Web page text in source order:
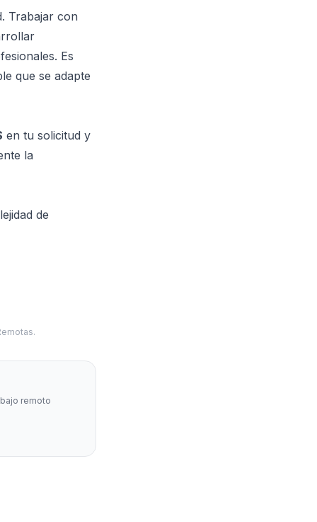
Trabajar con
Es
que se adapte
en tu solicitud y
la
de
remoto